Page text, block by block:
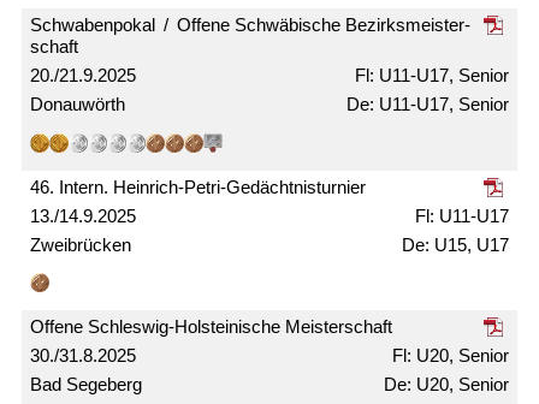
20./21.9.2025
Schwabenpokal / Offene Schwäbische Bezirks­meister­
schaft
Donauwörth
U11-U17, Senior
U11-U17, Senior
13./14.9.2025
46. Intern. Heinrich-Petri-Gedächtnis­turnier
Zweibrücken
U11-U17
U15, U17
30./31.8.2025
Offene Schleswig-Holsteinische Meister­schaft
Bad Segeberg
U20, Senior
U20, Senior